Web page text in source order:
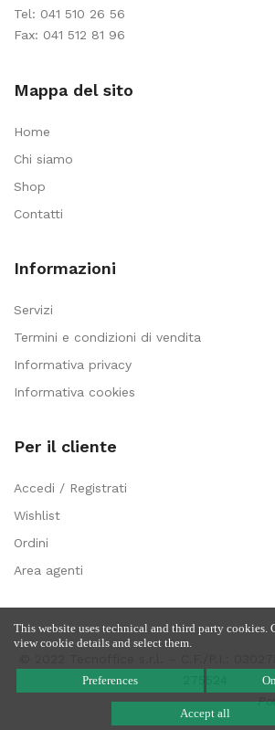
Tel: 041 510 26 56
Fax: 041 512 81 96
Mappa del sito
Home
Chi siamo
Shop
Contatti
Informazioni
Servizi
Termini e condizioni di vendita
Informativa privacy
Informativa cookies
Per il cliente
Accedi / Registrati
Wishlist
Ordini
Area agenti
This website uses technical and third party cookies.
view cookie details and select them.
Preferences
Accept all